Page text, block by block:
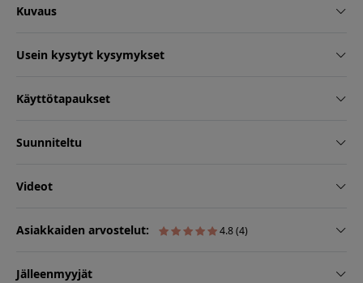
Kuvaus
Usein kysytyt kysymykset
Käyttötapaukset
Suunniteltu
Videot
Asiakkaiden arvostelut: 4.8 (4)
Jälleenmyyjät